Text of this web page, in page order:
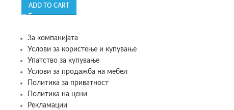
ADD TO CART
За компанијата
Услови за користење и купување
Упатство за купување
Услови за продажба на мебел
Политика за приватност
Политика на цени
Рекламации